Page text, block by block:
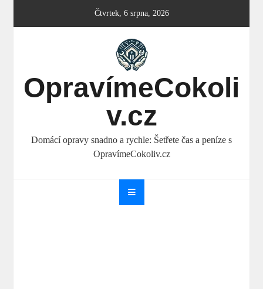
Čtvrtek, 6 srpna, 2026
OpravímeCokoli
v.cz
Domácí opravy snadno a rychle: Šetřete čas a peníze s
OpravímeCokoliv.cz